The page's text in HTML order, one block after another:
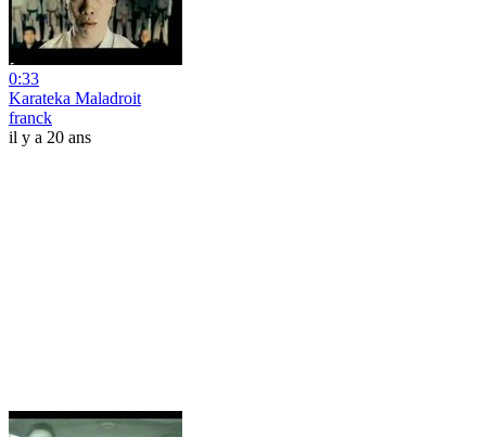
0:33
Karateka Maladroit
franck
il y a 20 ans